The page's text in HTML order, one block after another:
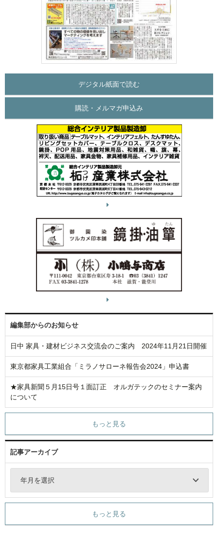
デジタル紙面で読む
購読・メルマガ申込み
編集部からのお知らせ
日中 家具・建材ビジネス交流会のご案内 2024年11月21日開催
東京都家具工業組合「ミラノサローネ報告会2024」申込書
★家具新聞５月15日号１面訂正 オルガテックのセミナー案内
について
もっと見る
記事アーカイブ
年月を選択
もっと見る